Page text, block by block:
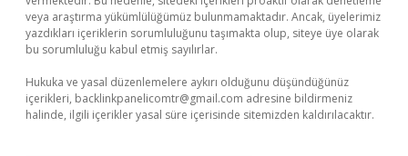
veya araştırma yükümlülüğümüz bulunmamaktadır. Ancak, üyelerimiz
yazdıkları içeriklerin sorumluluğunu taşımakta olup, siteye üye olarak
bu sorumluluğu kabul etmiş sayılırlar.
Hukuka ve yasal düzenlemelere aykırı olduğunu düşündüğünüz
içerikleri, backlinkpanelicomtr@gmail.com adresine bildirmeniz
halinde, ilgili içerikler yasal süre içerisinde sitemizden kaldırılacaktır.